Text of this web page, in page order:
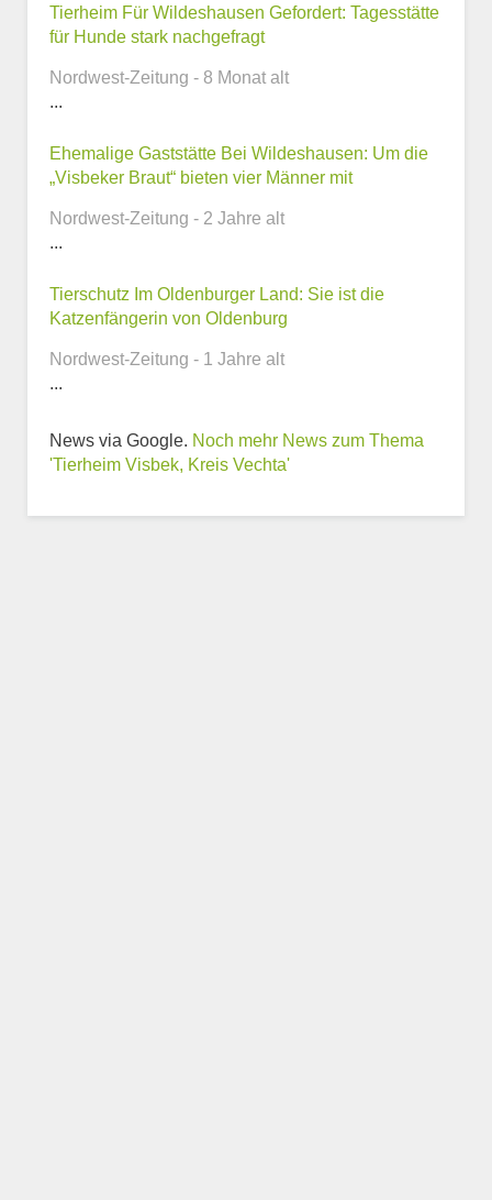
E-Mail-Adresse
Telefonnummer
zum Tierheim
Trägerverein
Tierheim Für Wildeshausen Gefordert: Tagesstätte
für Hunde stark nachgefragt
Nordwest-Zeitung - 8 Monat alt
...
Ehemalige Gaststätte Bei Wildeshausen: Um die
„Visbeker Braut“ bieten vier Männer mit
Nordwest-Zeitung - 2 Jahre alt
...
Tierschutz Im Oldenburger Land: Sie ist die
Katzenfängerin von Oldenburg
Nordwest-Zeitung - 1 Jahre alt
...
News via Google. Noch mehr News zum Thema
'Tierheim Visbek, Kreis Vechta'